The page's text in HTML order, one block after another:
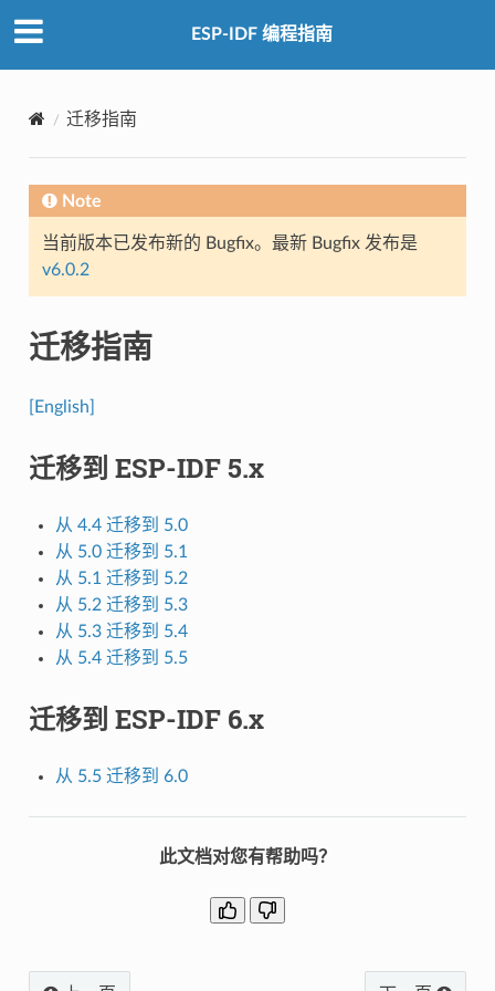
ESP-IDF 编程指南
迁移指南
Note
当前版本已发布新的 Bugfix。最新 Bugfix 发布是
v6.0.2
迁移指南
[English]
迁移到 ESP-IDF 5.x
从 4.4 迁移到 5.0
从 5.0 迁移到 5.1
从 5.1 迁移到 5.2
从 5.2 迁移到 5.3
从 5.3 迁移到 5.4
从 5.4 迁移到 5.5
迁移到 ESP-IDF 6.x
从 5.5 迁移到 6.0
此文档对您有帮助吗？